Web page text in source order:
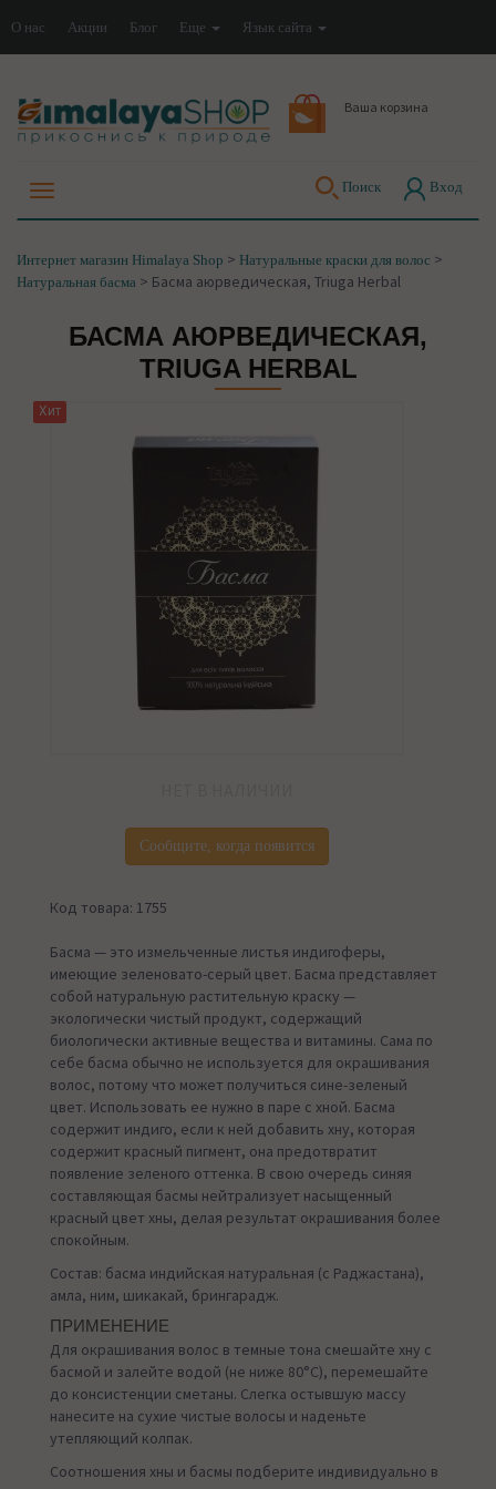
О нас Акции Блог Еще Язык сайта
Ваша корзина
Поиск Вход
Интернет магазин Himalaya Shop > Натуральные краски для волос >
Натуральная басма > Басма аюрведическая, Triuga Herbal
БАСМА АЮРВЕДИЧЕСКАЯ,
TRIUGA HERBAL
Хит
Сообщите, когда появится
Код товара: 1755
Басма — это измельченные листья индигоферы,
имеющие зеленовато-серый цвет. Басма представляет
собой натуральную растительную краску —
экологически чистый продукт, содержащий
биологически активные вещества и витамины. Сама по
себе басма обычно не используется для окрашивания
волос, потому что может получиться сине-зеленый
цвет. Использовать ее нужно в паре с хной. Басма
содержит индиго, если к ней добавить хну, которая
содержит красный пигмент, она предотвратит
появление зеленого оттенка. В свою очередь синяя
составляющая басмы нейтрализует насыщенный
красный цвет хны, делая результат окрашивания более
спокойным.
Состав: басма индийская натуральная (с Раджастана),
амла, ним, шикакай, брингарадж.
ПРИМЕНЕНИЕ
Для окрашивания волос в темные тона смешайте хну с
басмой и залейте водой (не ниже 80°С), перемешайте
до консистенции сметаны. Слегка остывшую массу
нанесите на сухие чистые волосы и наденьте
утепляющий колпак.
Соотношения хны и басмы подберите индивидуально в